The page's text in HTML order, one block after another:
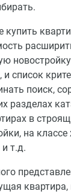
купить
и список
поиск,
разделах
в
на классе
т.д.
квартира,